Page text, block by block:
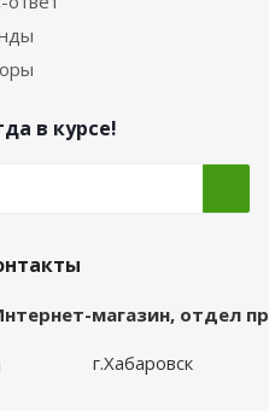
в курсе!
магазин, отдел
г.Хабаровск